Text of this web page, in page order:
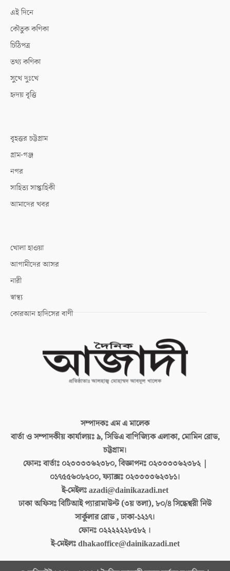
এই দিনে
কৌতুক কণিকা
চিঠিপত্র
তথ্য কণিকা
সুখে দুঃখে
হৃদয় বৃত্তি
বৃহত্তর চট্টগ্রাম
গ্রাম-গঞ্জ
নগর
সাহিত্য সাপ্তাহিকী
আমাদের খবর
খোলা হাওয়া
আগামীদের আসর
নারী
স্বাস্থ্য
কোরআন হাদিসের বাণী
সম্পাদকঃএম এ মালেক
বার্তা ও সম্পাদকীয় কার্যালয়ঃ৯, সিডিএ বাণিজ্যিক এলাকা, মোমিন রোড,
চট্টগ্রাম।
ফোনঃ বার্তাঃ ০২৩৩৩৩৬২৩৮০, বিজ্ঞাপনঃ ০২৩৩৩৩৬২৩৮২ |
০১৭৫৫৬০৮২০০, ফ্যাক্সঃ ০২৩৩৩৩৬২৩৮১।
ই-মেইলঃazadi@dainikazadi.net
ঢাকা অফিসঃবিটিআই প্যারামাউন্ট (৩য় তলা), ৮০/৪ সিদ্ধেশ্বরী নিউ
সার্কুলার রোড , ঢাকা-১২১৭।
ফোনঃ ০২২২২২২৮৫৮২ ।
ই-মেইলঃdhakaoffice@dainikazadi.net